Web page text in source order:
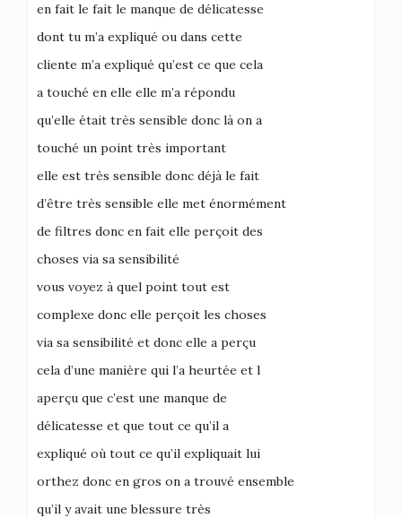
en fait le fait le manque de délicatesse
dont tu m’a expliqué ou dans cette
cliente m’a expliqué qu’est ce que cela
a touché en elle elle m’a répondu
qu’elle était très sensible donc là on a
touché un point très important
elle est très sensible donc déjà le fait
d’être très sensible elle met énormément
de filtres donc en fait elle perçoit des
choses via sa sensibilité
vous voyez à quel point tout est
complexe donc elle perçoit les choses
via sa sensibilité et donc elle a perçu
cela d’une manière qui l’a heurtée et l
aperçu que c’est une manque de
délicatesse et que tout ce qu’il a
expliqué où tout ce qu’il expliquait lui
orthez donc en gros on a trouvé ensemble
qu’il y avait une blessure très